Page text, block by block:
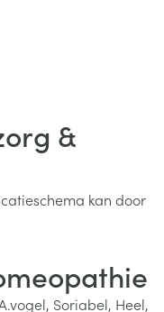
kasticket met de
bezoek op uw
&
kan door
Soriabel, Heel,